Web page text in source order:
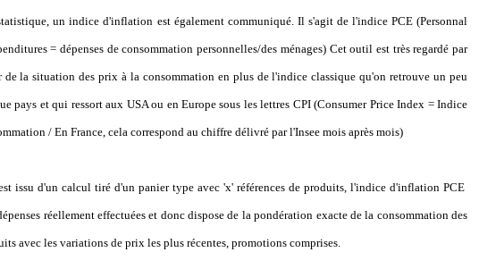
un indice d'inflation est également communiqué. Il s'agit de l'indice PCE (Personnal
= dépenses de consommation personnelles/des ménages) Cet outil est très regardé par
la situation des prix à la consommation en plus de l'indice classique qu'on retrouve un peu
pays et qui ressort aux USA ou en Europe sous les lettres CPI (Consumer Price Index = Indice
/ En France, cela correspond au chiffre délivré par l'Insee mois après mois)
issu d'un calcul tiré d'un panier type avec 'x' références de produits, l'indice d'inflation PCE
réellement effectuées et donc dispose de la pondération exacte de la consommation des
avec les variations de prix les plus récentes, promotions comprises.